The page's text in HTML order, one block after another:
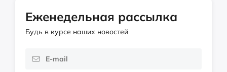
Еженедельная рассылка
Будь в курсе наших новостей